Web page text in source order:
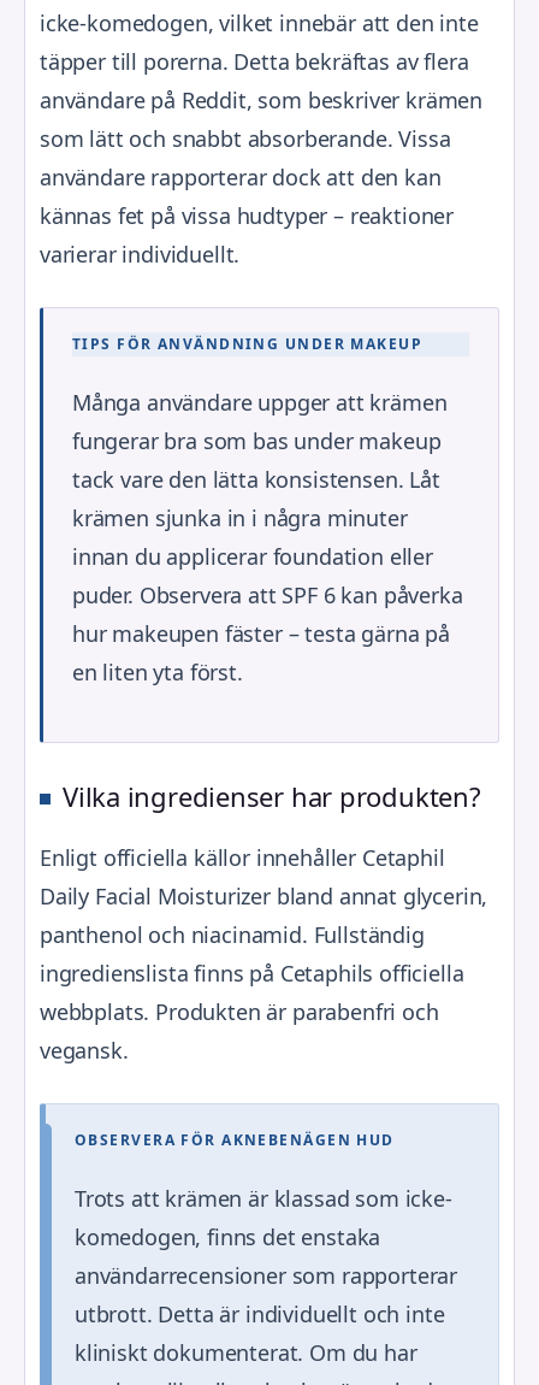
icke-komedogen, vilket innebär att den inte
täpper till porerna. Detta bekräftas av flera
användare på Reddit, som beskriver krämen
som lätt och snabbt absorberande. Vissa
användare rapporterar dock att den kan
kännas fet på vissa hudtyper – reaktioner
varierar individuellt.
TIPS FÖR ANVÄNDNING UNDER MAKEUP
Många användare uppger att krämen
fungerar bra som bas under makeup
tack vare den lätta konsistensen. Låt
krämen sjunka in i några minuter
innan du applicerar foundation eller
puder. Observera att SPF 6 kan påverka
hur makeupen fäster – testa gärna på
en liten yta först.
Vilka ingredienser har produkten?
Enligt officiella källor innehåller Cetaphil
Daily Facial Moisturizer bland annat glycerin,
panthenol och niacinamid. Fullständig
ingredienslista finns på Cetaphils officiella
webbplats. Produkten är parabenfri och
vegansk.
OBSERVERA FÖR AKNEBENÄGEN HUD
Trots att krämen är klassad som icke-
komedogen, finns det enstaka
användarrecensioner som rapporterar
utbrott. Detta är individuellt och inte
kliniskt dokumenterat. Om du har